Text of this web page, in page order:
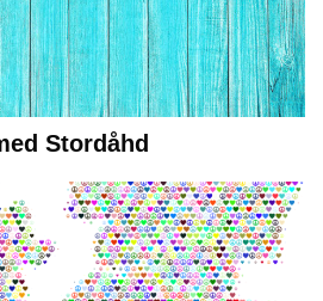
Stordåhd